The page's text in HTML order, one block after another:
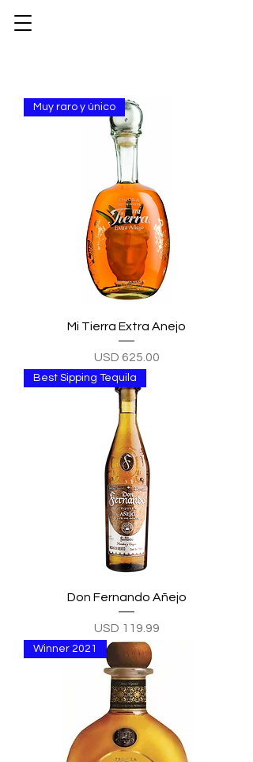
Muy raro y único
Mi Tierra Extra Anejo
Precio
USD 625.00
Best Sipping Tequila
Don Fernando Añejo
Precio
USD 119.99
Winner 2021